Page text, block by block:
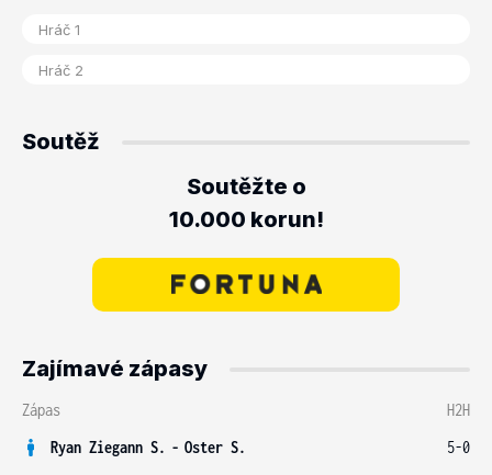
Soutěž
Soutěžte o
10.000 korun!
Zajímavé zápasy
Zápas
H2H
Ryan Ziegann S. - Oster S.
5-0